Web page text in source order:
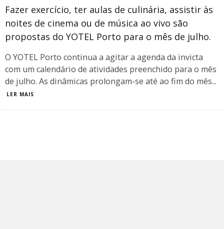
Fazer exercício, ter aulas de culinária, assistir às
noites de cinema ou de música ao vivo são
propostas do YOTEL Porto para o mês de julho.
O YOTEL Porto continua a agitar a agenda da invicta
com um calendário de atividades preenchido para o mês
de julho. As dinâmicas prolongam-se até ao fim do mês...
LER MAIS